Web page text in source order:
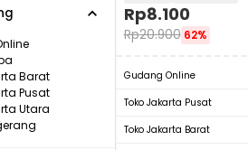
Toko Tangerang
Senin - Jumat
Barat
Pusat
Utara
Rp8.100
Rp20.900 62%
Gudang Online
Toko Jakarta Pusat
Toko Jakarta Barat